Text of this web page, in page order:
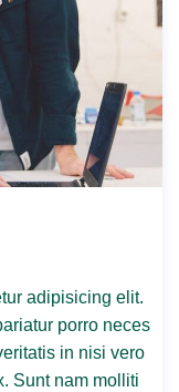
adipisicing elit.
porro neces
in nisi vero
Sunt nam molliti